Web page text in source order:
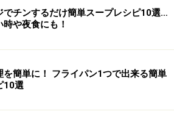
気レシピの書籍をチェック！
でチンするだけ簡単スープレシピ10選…
時や夜食にも！
を簡単に！ フライパン1つで出来る簡単
10選